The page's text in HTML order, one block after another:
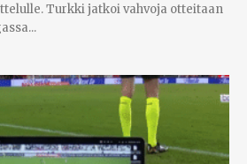
Turkki jatkoi vahvoja otteitaan